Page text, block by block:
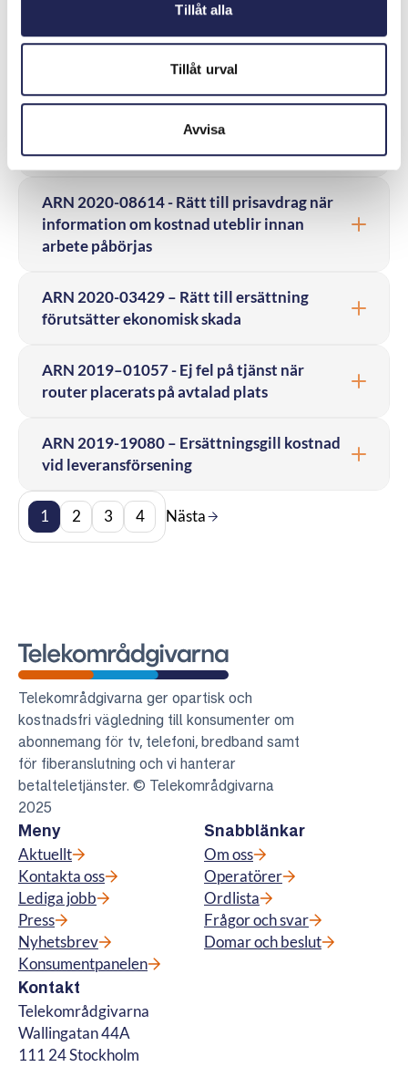
Tillåt alla
Tillåt urval
Avvisa
ARN 2020-21152 – Rätt till ersättning för
ARN 2020-12133 – Skäligt pris för
teknikerbesök när konsumenten inte kan
visa fel i fiberleveransen
ARN 2020-08614 - Rätt till prisavdrag när
information om kostnad uteblir innan
arbete påbörjas
ARN 2020-03429 – Rätt till ersättning
förutsätter ekonomisk skada
ARN 2019–01057 - Ej fel på tjänst när
router placerats på avtalad plats
ARN 2019-19080 – Ersättningsgill kostnad
vid leveransförsening
1 2 3 4 Nästa
Telekområdgivarna
Telekområdgivarna ger opartisk och
kostnadsfri vägledning till konsumenter om
abonnemang för tv, telefoni, bredband samt
för fiberanslutning och vi hanterar
betalteletjänster. © Telekområdgivarna
2025
Meny
Aktuellt
Kontakta oss
Lediga jobb
Press
Nyhetsbrev
Konsumentpanelen
Snabblänkar
Om oss
Operatörer
Ordlista
Frågor och svar
Domar och beslut
Kontakt
Telekområdgivarna
Wallingatan 44A
111 24 Stockholm